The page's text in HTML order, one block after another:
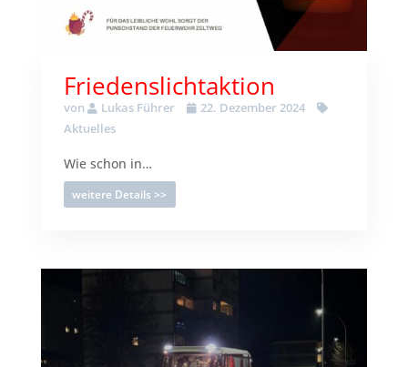
Friedenslichtaktion
von Lukas Führer
22. Dezember 2024
Aktuelles
Wie schon in…
weitere Details >>